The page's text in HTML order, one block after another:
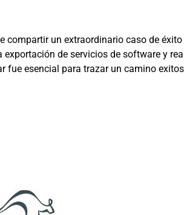
compartir un extraordinario caso de
de servicios de software y
fue esencial para trazar un camino